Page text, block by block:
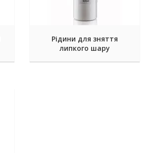
Рідини для зняття
липкого шару